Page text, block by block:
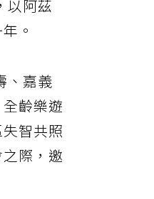
以阿茲
。
、嘉義
齡樂遊
智共照
際，邀